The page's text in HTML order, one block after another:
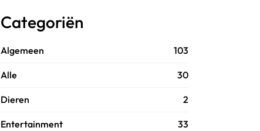
Categoriën
Algemeen 103
Alle 30
Dieren 2
Entertainment 33